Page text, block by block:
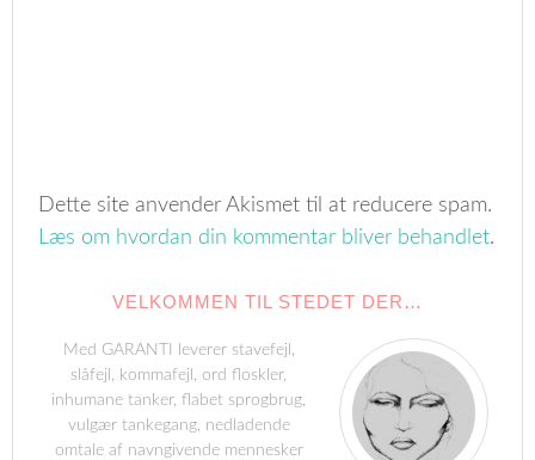
Dette site anvender Akismet til at reducere spam.
Læs om hvordan din kommentar bliver behandlet.
VELKOMMEN TIL STEDET DER…
Med GARANTI leverer stavefejl,
slåfejl, kommafejl, ord floskler,
inhumane tanker, flabet sprogbrug,
vulgær tankegang, nedladende
omtale af navngivende mennesker